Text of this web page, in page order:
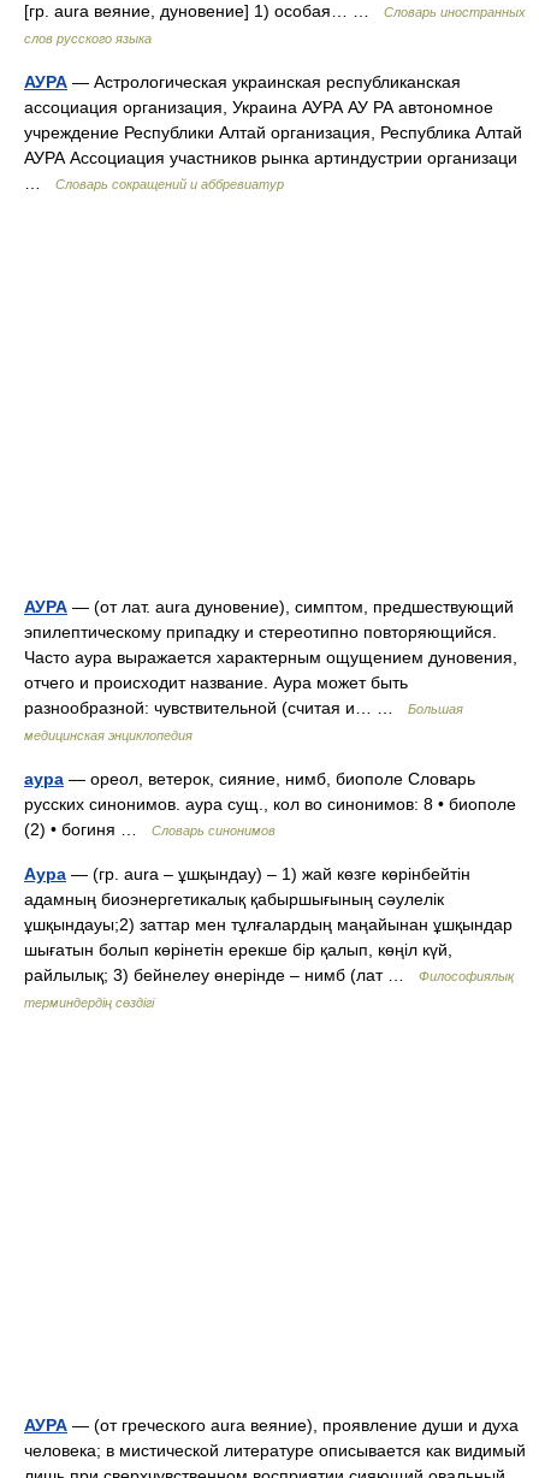
[гр. aura веяние, дуновение] 1) особая… …
Словарь иностранных
слов русского языка
АУРА — Астрологическая украинская республиканская
ассоциация организация, Украина АУРА АУ РА автономное
учреждение Республики Алтай организация, Республика Алтай
АУРА Ассоциация участников рынка артиндустрии организаци
Словарь сокращений и аббревиатур
АУРА — (от лат. aura дуновение), симптом, предшествующий
эпилептическому припадку и стереотипно повторяющийся.
Часто аура выражается характерным ощущением дуновения,
отчего и происходит название. Аура может быть
разнообразной: чувствительной (считая и… …
Большая
медицинская энциклопедия
аура — ореол, ветерок, сияние, нимб, биополе Словарь
русских синонимов. аура сущ., кол во синонимов: 8 • биополе
(2) • богиня …
Словарь синонимов
Аура — (гр. аura – ұшқындау) – 1) жай көзге көрінбейтін
адамның биоэнергетикалық қабыршығының сәулелік
ұшқындауы;2) заттар мен тұлғалардың маңайынан ұшқындар
шығатын болып көрінетін ерекше бір қалып, көңіл күй,
райлылық; 3) бейнелеу өнерінде – нимб (лат …
Философиялық
терминдердің сөздігі
АУРА — (от греческого aura веяние), проявление души и духа
человека; в мистической литературе описывается как видимый